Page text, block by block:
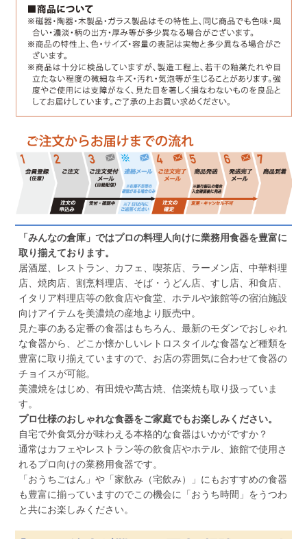
「みんなの倉庫」ではプロの料理人向けに業務用食器を豊富に
取り揃えております。
居酒屋、レストラン、カフェ、喫茶店、ラーメン店、中華料理
店、焼肉店、割烹料理店、そば・うどん店、すし店、和食店、
イタリア料理店等の飲食店や食堂、ホテルや旅館等の宿泊施設
向けアイテムを美濃焼の産地より販売中。
見た事のある定番の食器はもちろん、最新のモダンでおしゃれ
な食器から、どこか懐かしいレトロスタイルな食器など種類を
豊富に取り揃えていますので、お店の雰囲気に合わせて食器の
チョイスが可能。
美濃焼をはじめ、有田焼や萬古焼、信楽焼も取り扱っていま
す。
プロ仕様のおしゃれな食器をご家庭でもお楽しみください。
自宅で外食気分が味わえる本格的な食器はいかがですか？
通常はカフェやレストラン等の飲食店やホテル、旅館で使用さ
れるプロ向けの業務用食器です。
「おうちごはん」や「家飲み（宅飲み）」にもおすすめの食器
も豊富に揃っていますのでこの機会に「おうち時間」をうつわ
と共にお楽しみください。